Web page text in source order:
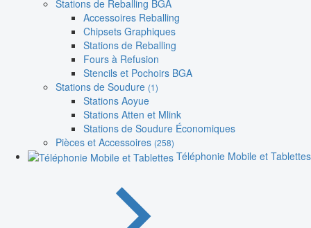
Stations de Reballing BGA
Accessoires Reballing
Chipsets Graphiques
Stations de Reballing
Fours à Refusion
Stencils et Pochoirs BGA
Stations de Soudure (1)
Stations Aoyue
Stations Atten et Mlink
Stations de Soudure Économiques
Pièces et Accessoires (258)
Téléphonie Mobile et Tablettes